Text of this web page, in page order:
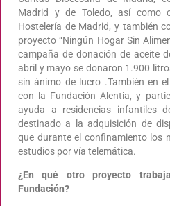
Madrid y de Toledo, así como
Hostelería de Madrid, y también
proyecto “Ningún Hogar Sin
campaña de donación de aceite
abril y mayo se donaron 1.900
sin ánimo de lucro .También en
con la Fundación Alentia, y
ayuda a residencias infantiles
destinado a la adquisición de
que durante el confinamiento los
estudios por vía telemática.
¿En qué otro proyecto
Fundación?